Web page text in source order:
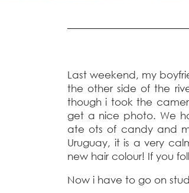
Last weekend, my
the other side of the
though i took the
get a nice photo. We
ate ots of candy and
Uruguay, it is a very
new hair colour! If you
Now i have to go on